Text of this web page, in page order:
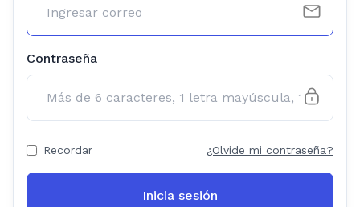
Contraseña
Recordar ¿Olvide mi contraseña?